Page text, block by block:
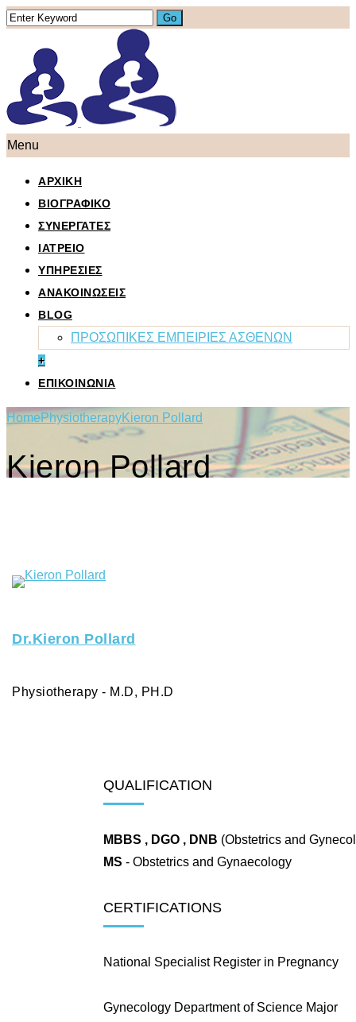
Menu
ΑΡΧΙΚΗ
ΒΙΟΓΡΑΦΙΚΟ
ΣΥΝΕΡΓΑΤΕΣ
ΙΑΤΡΕΙΟ
ΥΠΗΡΕΣΙΕΣ
ΑΝΑΚΟΙΝΩΣΕΙΣ
BLOG
ΠΡΟΣΩΠΙΚΕΣ ΕΜΠΕΙΡΙΕΣ ΑΣΘΕΝΩΝ
+
ΕΠΙΚΟΙΝΩΝΙΑ
HomePhysiotherapyKieron Pollard
Kieron Pollard
Dr.Kieron Pollard
Physiotherapy - M.D, PH.D
QUALIFICATION
MBBS , DGO , DNB (Obstetrics and
MS - Obstetrics and Gynaecology
CERTIFICATIONS
National Specialist Register in Pregnancy
Gynecology Department of Science Major